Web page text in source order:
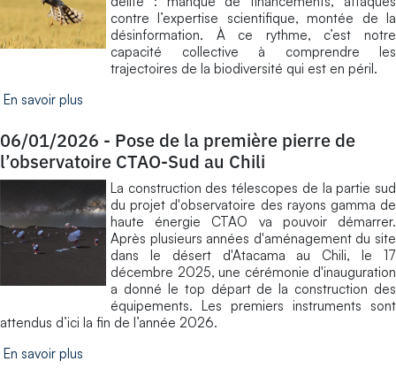
contre l’expertise scientifique, montée de la
désinformation. À ce rythme, c’est notre
capacité collective à comprendre les
trajectoires de la biodiversité qui est en péril.
En savoir plus
06/01/2026 - Pose de la première pierre de
l’observatoire CTAO-Sud au Chili
La construction des télescopes de la partie sud
du projet d'observatoire des rayons gamma de
haute énergie CTAO va pouvoir démarrer.
Après plusieurs années d'aménagement du site
dans le désert d'Atacama au Chili, le 17
décembre 2025, une cérémonie d'inauguration
a donné le top départ de la construction des
équipements. Les premiers instruments sont
attendus d’ici la fin de l’année 2026.
En savoir plus